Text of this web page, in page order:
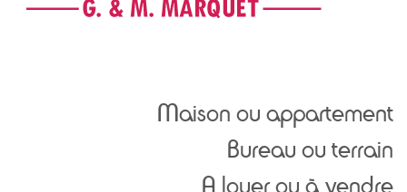
Maison ou appartement
Bureau ou terrain